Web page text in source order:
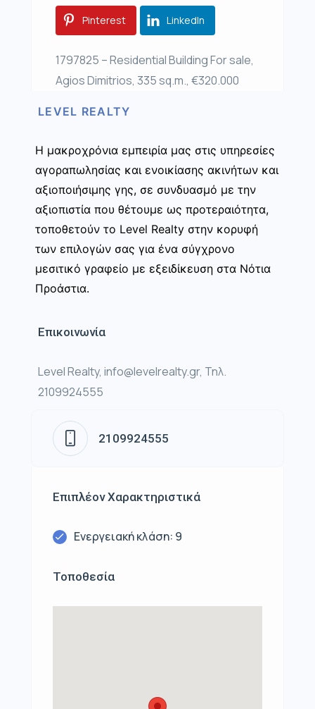
Pinterest LinkedIn
1797825 – Residential Building For sale,
Agios Dimitrios, 335 sq.m., €320.000
LEVEL REALTY
Η μακροχρόνια εμπειρία μας στις υπηρεσίες
αγοραπωλησίας και ενοικίασης ακινήτων και
αξιοποιήσιμης γης, σε συνδυασμό με την
αξιοπιστία που θέτουμε ως προτεραιότητα,
τοποθετούν το Level Realty στην κορυφή
των επιλογών σας για ένα σύγχρονο
μεσιτικό γραφείο με εξειδίκευση στα Νότια
Προάστια.
Επικοινωνία
Level Realty, info@levelrealty.gr, Τηλ.
2109924555
2109924555
Επιπλέον Χαρακτηριστικά
Ενεργειακή κλάση: 9
Τοποθεσία